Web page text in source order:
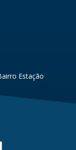
Estação